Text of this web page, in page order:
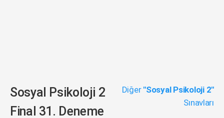
Sosyal Psikoloji 2
Final 31. Deneme
Diğer "Sosyal Psikoloji 2"
Sınavları